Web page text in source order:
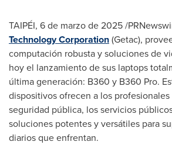
TAIPÉI, 6 de marzo de 2025/
Technology Corporation(Getac),
computación robusta y soluciones de
hoy el lanzamiento de sus laptops
última generación: B360 y B360 Pro.
dispositivos ofrecen a los
seguridad pública, los servicios
soluciones potentes y versátiles para
diarios que enfrentan.